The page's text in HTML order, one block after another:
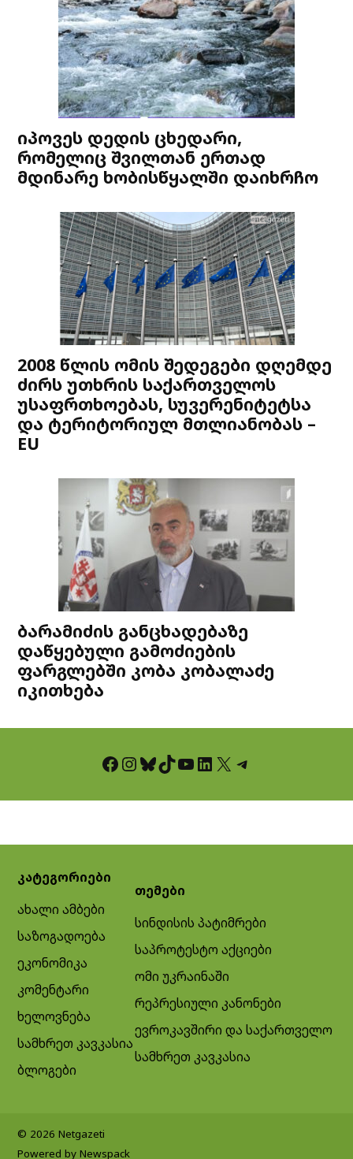
იპოვეს დედის ცხედარი,
რომელიც შვილთან ერთად
მდინარე ხობისწყალში დაიხრჩო
2008 წლის ომის შედეგები დღემდე
ძირს უთხრის საქართველოს
უსაფრთხოებას, სუვერენიტეტსა
და ტერიტორიულ მთლიანობას –
EU
ბარამიძის განცხადებაზე
დაწყებული გამოძიების
ფარგლებში კობა კობალაძე
იკითხება
Facebook InstagramBluesky TikTok YouTube LinkedIn X Telegram
კატეგორიები
ახალი ამბები
საზოგადოება
ეკონომიკა
კომენტარი
ხელოვნება
სამხრეთ კავკასია
ბლოგები
თემები
სინდისის პატიმრები
საპროტესტო აქციები
ომი უკრაინაში
რეპრესიული კანონები
ევროკავშირი და საქართველო
სამხრეთ კავკასია
© 2026 Netgazeti
Powered by Newspack